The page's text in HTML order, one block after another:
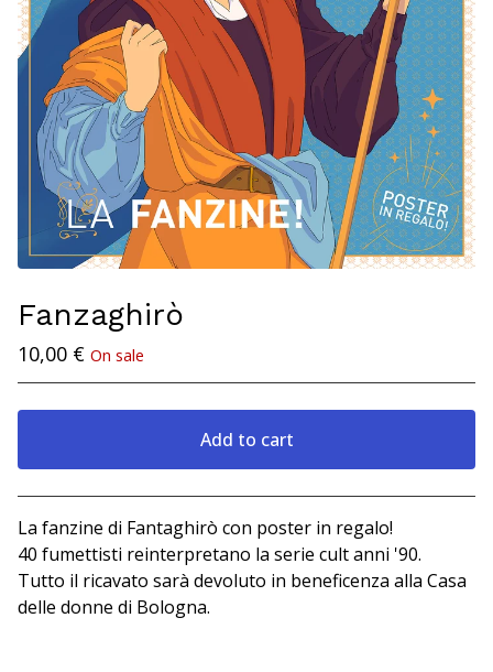
Fanzaghirò
10,00 € On sale
Add to cart
View cart
La fanzine di Fantaghirò con poster in regalo!
40 fumettisti reinterpretano la serie cult anni '90.
Tutto il ricavato sarà devoluto in beneficenza alla Casa
delle donne di Bologna.